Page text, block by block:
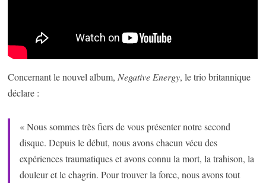
Concernant le nouvel album, Negative Energy, le trio britannique
déclare :
« Nous sommes très fiers de vous présenter notre second
disque. Depuis le début, nous avons chacun vécu des
expériences traumatiques et avons connu la mort, la trahison, la
douleur et le chagrin. Pour trouver la force, nous avons tout